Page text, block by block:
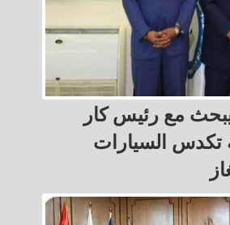
مع رئيس كار
السيارات